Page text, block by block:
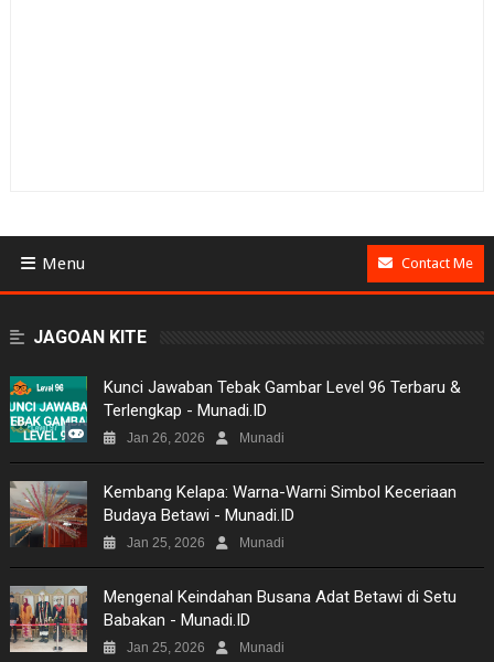
Menu
NEWS
MOVIES
TECH
MUSIC
Contact Me
JAGOAN KITE
Kunci Jawaban Tebak Gambar Level 96 Terbaru &
Terlengkap - Munadi.ID
Jan 26, 2026 Munadi
Kembang Kelapa: Warna-Warni Simbol Keceriaan
Budaya Betawi - Munadi.ID
Jan 25, 2026 Munadi
Mengenal Keindahan Busana Adat Betawi di Setu
Babakan - Munadi.ID
Jan 25, 2026 Munadi